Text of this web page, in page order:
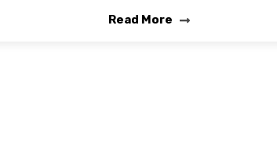
Read More